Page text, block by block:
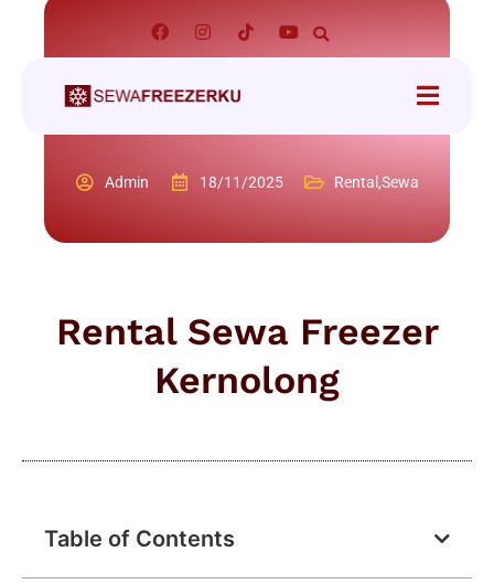
Admin 18/11/2025 Rental ,Sewa
Rental Sewa Freezer
Kernolong
Table of Contents